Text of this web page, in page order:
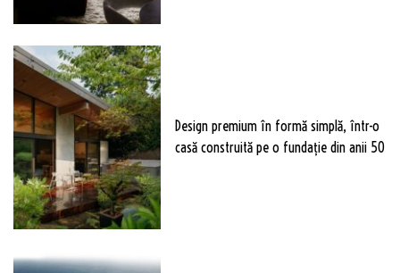
Design premium în formă simplă, într-o
casă construită pe o fundație din anii 50